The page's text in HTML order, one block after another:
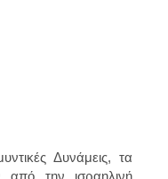
Δυνάμεις, τα
από την ισραηλινή